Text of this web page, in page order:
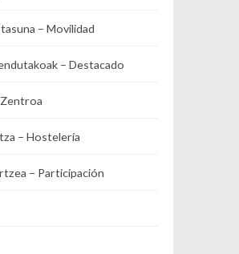
– Movilidad
– Destacado
– Hostelería
– Participación